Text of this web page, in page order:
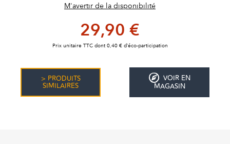
M'avertir de la disponibilité
29,90 €
Prix unitaire TTC dont 0,40 € d’éco-participation
> PRODUITS
SIMILAIRES
VOIR EN
MAGASIN